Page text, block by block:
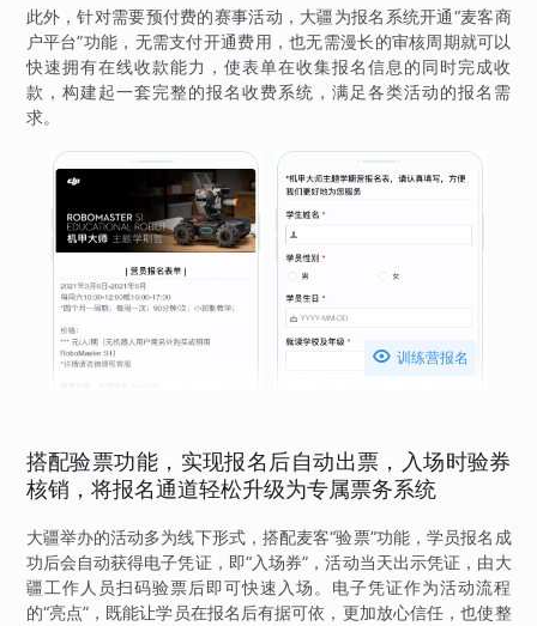
此外，针对需要预付费的赛事活动，大疆为报名系统开通“麦客商
户平台”功能，无需支付开通费用，也无需漫长的审核周期就可以
快速拥有在线收款能力，使表单在收集报名信息的同时完成收
款，构建起一套完整的报名收费系统，满足各类活动的报名需
求。
 训练营报名
搭配验票功能，实现报名后自动出票，入场时验券
核销，将报名通道轻松升级为专属票务系统
大疆举办的活动多为线下形式，搭配麦客“验票”功能，学员报名成
功后会自动获得电子凭证，即“入场券”，活动当天出示凭证，由大
疆工作人员扫码验票后即可快速入场。电子凭证作为活动流程
的“亮点”，既能让学员在报名后有据可依，更加放心信任，也使整